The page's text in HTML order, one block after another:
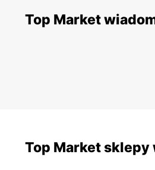
Top Market
Top Market sklepy